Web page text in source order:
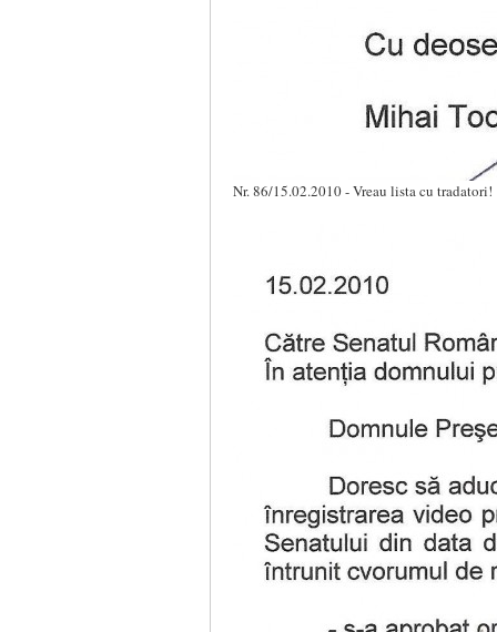
Nr. 86/15.02.2010 - Vreau lista cu tradatori!